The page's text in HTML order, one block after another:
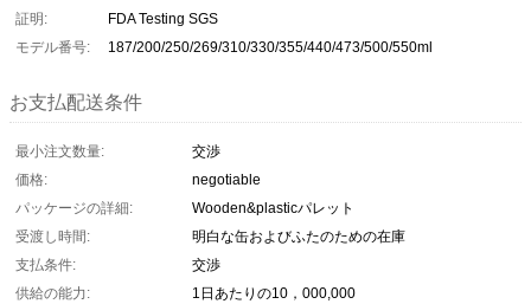
証明:
FDA Testing SGS
モデル番号:
187/200/250/269/310/330/355/440/473/500/550ml
お支払配送条件
最小注文数量:
交渉
価格:
negotiable
パッケージの詳細:
Wooden&plasticパレット
受渡し時間:
明白な缶およびふたのための在庫
支払条件:
交渉
供給の能力:
1日あたりの10，000,000